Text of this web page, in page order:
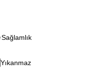
Sağlamlık
Yıkanmaz